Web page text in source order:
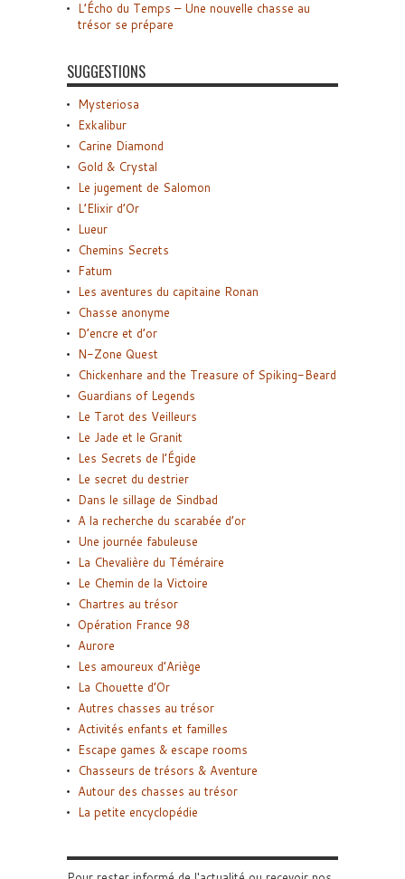
L’Écho du Temps – Une nouvelle chasse au
trésor se prépare
SUGGESTIONS
Mysteriosa
Exkalibur
Carine Diamond
Gold & Crystal
Le jugement de Salomon
L’Elixir d’Or
Lueur
Chemins Secrets
Fatum
Les aventures du capitaine Ronan
Chasse anonyme
D’encre et d’or
N-Zone Quest
Chickenhare and the Treasure of Spiking-Beard
Guardians of Legends
Le Tarot des Veilleurs
Le Jade et le Granit
Les Secrets de l’Égide
Le secret du destrier
Dans le sillage de Sindbad
A la recherche du scarabée d’or
Une journée fabuleuse
La Chevalière du Téméraire
Le Chemin de la Victoire
Chartres au trésor
Opération France 98
Aurore
Les amoureux d’Ariège
La Chouette d’Or
Autres chasses au trésor
Activités enfants et familles
Escape games & escape rooms
Chasseurs de trésors & Aventure
Autour des chasses au trésor
La petite encyclopédie